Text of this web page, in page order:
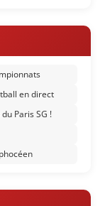
en direct
Paris SG !